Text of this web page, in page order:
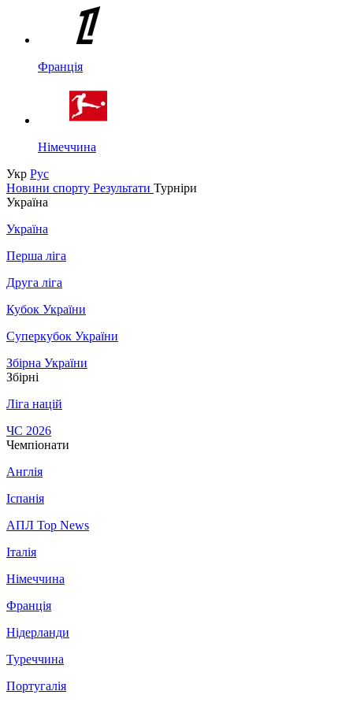
Франція
Німеччина
Укр Рус
Новини спорту Результати Турніри
Україна
Україна
Перша ліга
Друга ліга
Кубок України
Суперкубок України
Збірна України
Збірні
Ліга націй
ЧС 2026
Чемпіонати
Англія
Іспанія
АПЛ Top News
Італія
Німеччина
Франція
Нідерланди
Туреччина
Португалія